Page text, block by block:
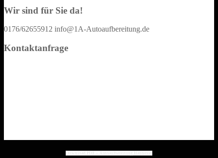
Wir sind für Sie da!
0176/62655912 info@1A-Autoaufbereitung.de
Kontaktanfrage
Download PDF – Autoaufbereitung Hannover